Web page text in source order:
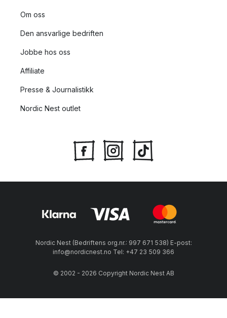
Om oss
Den ansvarlige bedriften
Jobbe hos oss
Affiliate
Presse & Journalistikk
Nordic Nest outlet
Nordic Nest (Bedriftens org.nr.: 997 671 538) E-post:
info@nordicnest.no Tel: +47 23 509 366
© 2002 - 2026 Copyright Nordic Nest AB